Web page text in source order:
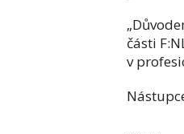
části
v